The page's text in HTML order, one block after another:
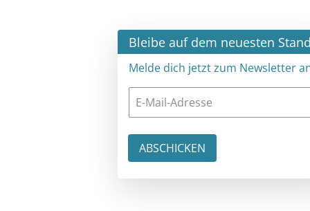
Bleibe auf dem neuesten Stand ×
Melde dich jetzt zum Newsletter an: